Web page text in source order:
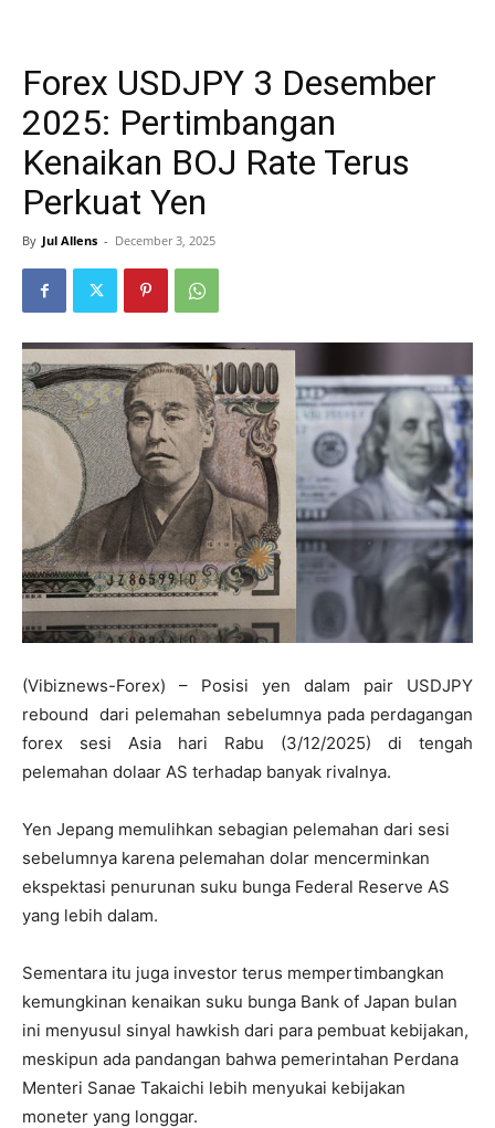
Forex USDJPY 3 Desember
2025: Pertimbangan
Kenaikan BOJ Rate Terus
Perkuat Yen
By Jul Allens - December 3, 2025
(Vibiznews-Forex) – Posisi yen dalam pair USDJPY
rebound dari pelemahan sebelumnya pada perdagangan
forex sesi Asia hari Rabu (3/12/2025) di tengah
pelemahan dolaar AS terhadap banyak rivalnya.
Yen Jepang memulihkan sebagian pelemahan dari sesi
sebelumnya karena pelemahan dolar mencerminkan
ekspektasi penurunan suku bunga Federal Reserve AS
yang lebih dalam.
Sementara itu juga investor terus mempertimbangkan
kemungkinan kenaikan suku bunga Bank of Japan bulan
ini menyusul sinyal hawkish dari para pembuat kebijakan,
meskipun ada pandangan bahwa pemerintahan Perdana
Menteri Sanae Takaichi lebih menyukai kebijakan
moneter yang longgar.